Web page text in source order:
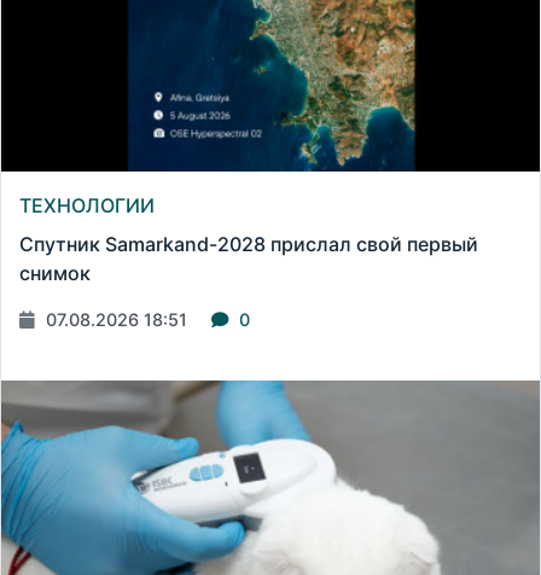
ТЕХНОЛОГИИ
Спутник Samarkand-2028 прислал свой первый
снимок
07.08.2026 18:51 0